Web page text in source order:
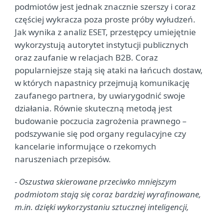
podmiotów jest jednak znacznie szerszy i coraz
częściej wykracza poza proste próby wyłudzeń.
Jak wynika z analiz ESET, przestępcy umiejętnie
wykorzystują autorytet instytucji publicznych
oraz zaufanie w relacjach B2B. Coraz
popularniejsze stają się ataki na łańcuch dostaw,
w których napastnicy przejmują komunikację
zaufanego partnera, by uwiarygodnić swoje
działania. Równie skuteczną metodą jest
budowanie poczucia zagrożenia prawnego –
podszywanie się pod organy regulacyjne czy
kancelarie informujące o rzekomych
naruszeniach przepisów.
- Oszustwa skierowane przeciwko mniejszym
podmiotom stają się coraz bardziej wyrafinowane,
m.in. dzięki wykorzystaniu sztucznej inteligencji,